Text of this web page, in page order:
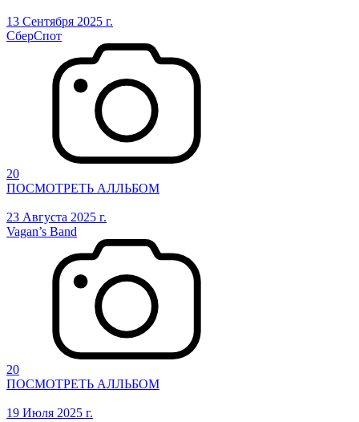
13 Сентября 2025 г.
СберСпот
20
ПОСМОТРЕТЬ АЛЛЬБОМ
23 Августа 2025 г.
Vagan’s Band
20
ПОСМОТРЕТЬ АЛЛЬБОМ
19 Июля 2025 г.